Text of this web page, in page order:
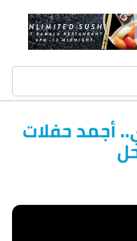
أجمد حفلات